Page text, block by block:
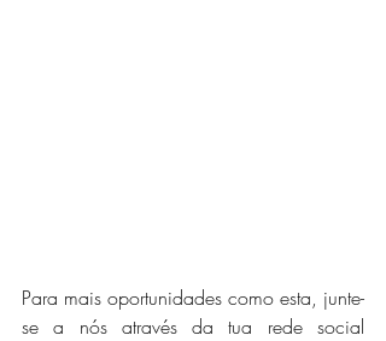
Para mais oportunidades como esta, junte-
se a nós através da tua rede social